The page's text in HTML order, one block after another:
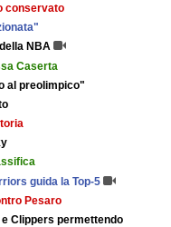
conservato
NBA
Caserta
al preolimpico"
guida la Top-5
Pesaro
Clippers permettendo